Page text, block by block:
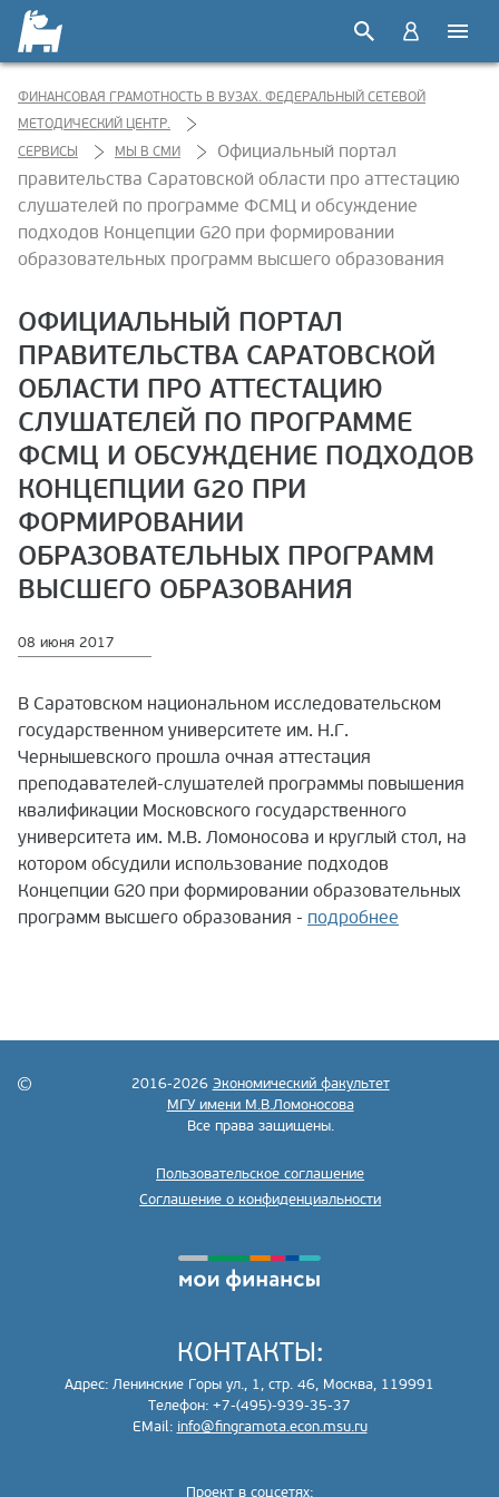
ФИНАНСОВАЯ ГРАМОТНОСТЬ В ВУЗАХ. ФЕДЕРАЛЬНЫЙ СЕТЕВОЙ
МЕТОДИЧЕСКИЙ ЦЕНТР.
СЕРВИСЫ
МЫ В СМИ
Официальный портал
правительства Саратовской области про аттестацию
слушателей по программе ФСМЦ и обсуждение
подходов Концепции G20 при формировании
образовательных программ высшего образования
ОФИЦИАЛЬНЫЙ ПОРТАЛ
ПРАВИТЕЛЬСТВА САРАТОВСКОЙ
ОБЛАСТИ ПРО АТТЕСТАЦИЮ
СЛУШАТЕЛЕЙ ПО ПРОГРАММЕ
ФСМЦ И ОБСУЖДЕНИЕ ПОДХОДОВ
КОНЦЕПЦИИ G20 ПРИ
ФОРМИРОВАНИИ
ОБРАЗОВАТЕЛЬНЫХ ПРОГРАММ
ВЫСШЕГО ОБРАЗОВАНИЯ
08 июня 2017
В Саратовском национальном исследовательском
государственном университете им. Н.Г.
Чернышевскогo прошла очная аттестация
преподавателей-слушателей программы повышения
квалификации Московского государственного
университета им. М.В. Ломоносова и круглый стол, на
котором обсудили использование подходов
Концепции G20 при формировании образовательных
программ высшего образования - подробнее
2016-2026 Экономический факультет
МГУ имени М.В.Ломоносова
Все права защищены.
Пользовательское соглашение
Соглашение о конфиденциальности
КОНТАКТЫ:
Адрес: Ленинские Горы ул., 1, стр. 46, Москва, 119991
Телефон: +7-(495)-939-35-37
EMail: info@fingramota.econ.msu.ru
Проект в соцсетях: